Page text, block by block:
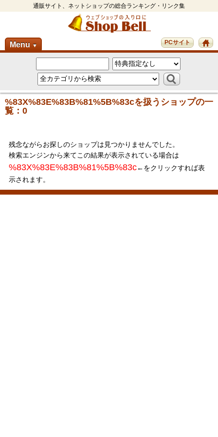
通販サイト、ネットショップの総合ランキング・リンク集
Menu ▼ PCサイト
%83X%83E%83B%81%5B%83cを扱うショップの一
覧：0
残念ながらお探しのショップは見つかりませんでした。
検索エンジンから来てこの結果が表示されている場合は
%83X%83E%83B%81%5B%83c←をクリックすれば表
示されます。